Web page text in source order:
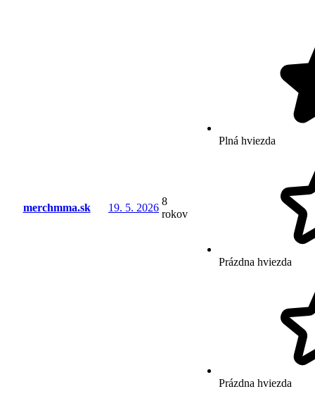
merchmma.sk 19. 5. 2026
8
rokov
Plná hviezda
Prázdna hviezda
Prázdna hviezda